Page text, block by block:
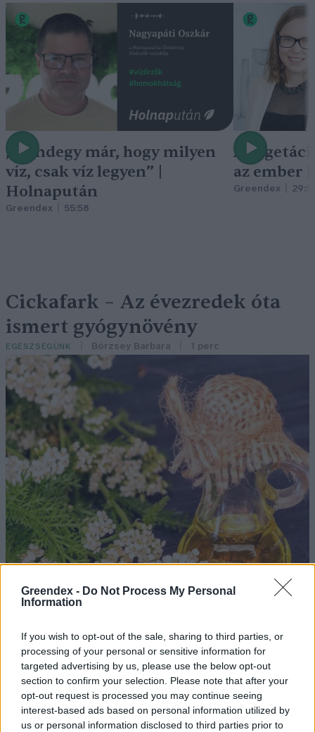
Greendex - Do Not Process My Personal
Information
If you wish to opt-out of the sale, sharing to third parties, or
processing of your personal or sensitive information for
targeted advertising by us, please use the below opt-out
section to confirm your selection. Please note that after your
opt-out request is processed you may continue seeing
interest-based ads based on personal information utilized by
us or personal information disclosed to third parties prior to
„Mindegy már, hogy milyen
víz, csak víz legyen” |
Holnapután
Greendex 55:58
A
az ember
Greendex
Cickafark – Az évezredek óta
ismert gyógynövény
EGÉSZSÉGÜNK Börzsey Barbara 1 perc
Ezt a növényt már az őskorban is ismerték, a népi gyógyászatban
pedig ma is számos betegség ellen használják.